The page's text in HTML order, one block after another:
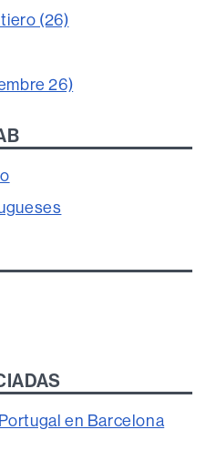
(26)
26)
en Barcelona